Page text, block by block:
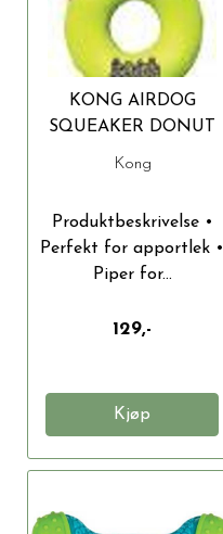
KONG AIRDOG
SQUEAKER DONUT
M 13X4CM
Kong
Produktbeskrivelse •
Perfekt for apportlek •
Piper for...
129,-
Kjøp